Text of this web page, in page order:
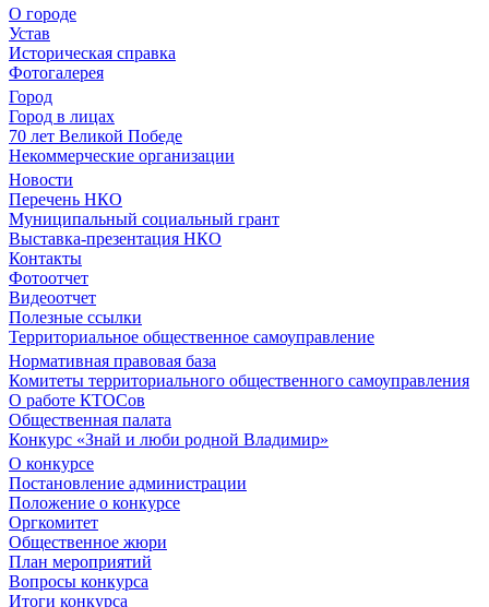
О городе
Устав
Историческая справка
Фотогалерея
Город
Город в лицах
70 лет Великой Победе
Некоммерческие организации
Новости
Перечень НКО
Муниципальный социальный грант
Выставка-презентация НКО
Контакты
Фотоотчет
Видеоотчет
Полезные ссылки
Территориальное общественное самоуправление
Нормативная правовая база
Комитеты территориального общественного самоуправления
О работе КТОСов
Общественная палата
Конкурс «Знай и люби родной Владимир»
О конкурсе
Постановление администрации
Положение о конкурсе
Оргкомитет
Общественное жюри
План мероприятий
Вопросы конкурса
Итоги конкурса